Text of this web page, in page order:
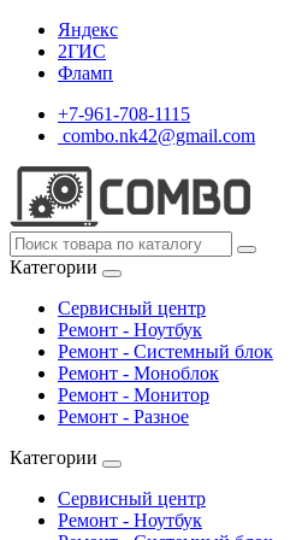
Яндекс
2ГИС
Фламп
+7-961-708-1115
combo.nk42@gmail.com
Категории
Сервисный центр
Ремонт - Ноутбук
Ремонт - Системный блок
Ремонт - Моноблок
Ремонт - Монитор
Ремонт - Разное
Категории
Сервисный центр
Ремонт - Ноутбук